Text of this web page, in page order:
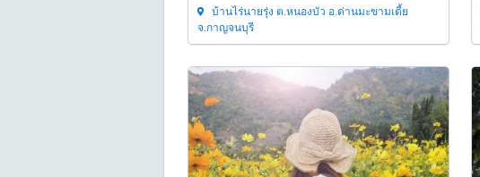
บ้านไร่นายรุ่ง ต.หนองบัว อ.ด่านมะขามเตี้ย
จ.กาญจนบุรี